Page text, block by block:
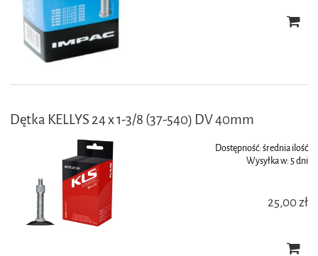
Dętka KELLYS 24 x 1-3/8 (37-540) DV 40mm
Dostępność:średnia ilość
Wysyłka w:5 dni
25,00 zł